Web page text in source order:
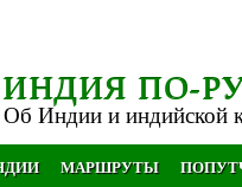
ИНДИЯ ПО-
Об Индии и индийской
МАРШРУТЫ